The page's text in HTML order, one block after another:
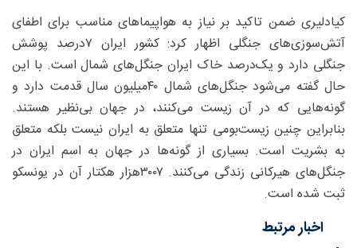
کیادلیری ضمن تاکید بر نیاز به هواپیماهای مناسب برای اطفای
آتش‌سوزی‌های جنگلی اظهار کرد: کشور ایران ۷‌درصد پوشش
جنگلی دارد و یک‌درصد خاک ایران جنگل‌های شمال است. با این
حال گفته می‌شود جنگل‌های شمال ۴۰‌میلیون سال قدمت دارد و
گونه‌هایی که در آن زیست می‌کنند، در جهان بی‌نظیر هستند.
بنابراین چنین زیست‌بومی تنها متعلق به ایران نیست بلکه متعلق
به بشریت است. بسیاری از گونه‌ها در جهان به اسم ایران در
جنگل‌های هیرکانی زندگی می‌کنند. ۳۰۰۷‌هزار هکتار آن در یونسکو
ثبت شده است.
اخبار مرتبط